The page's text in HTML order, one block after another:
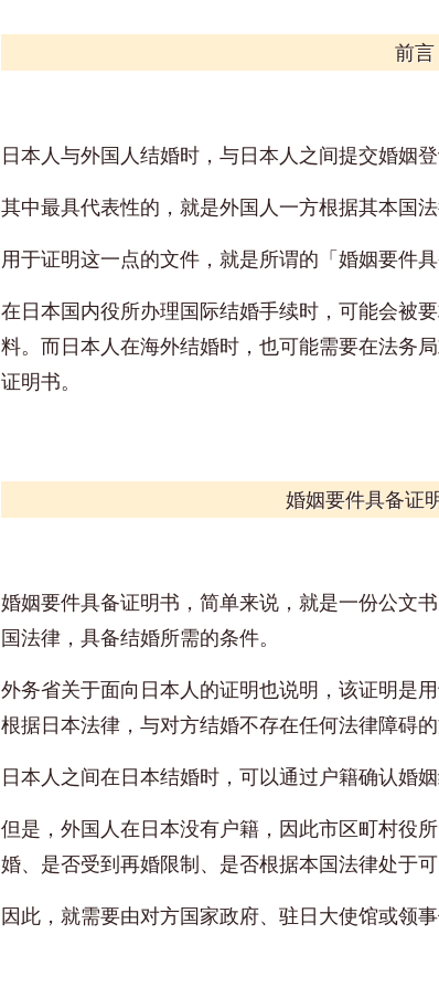
前言
日本人与外国人结婚时，与日本人之间提交婚姻
其中最具代表性的，就是外国人一方根据其本国
用于证明这一点的文件，就是所谓的「婚姻要件具
在日本国内役所办理国际结婚手续时，可能会被
料。而日本人在海外结婚时，也可能需要在法务
证明书。
婚姻要件具备证
婚姻要件具备证明书，简单来说，就是一份公文
国法律，具备结婚所需的条件。
外务省关于面向日本人的证明也说明，该证明是
根据日本法律，与对方结婚不存在任何法律障碍的
日本人之间在日本结婚时，可以通过户籍确认婚姻
但是，外国人在日本没有户籍，因此市区町村役
婚、是否受到再婚限制、是否根据本国法律处于可
因此，就需要由对方国家政府、驻日大使馆或领